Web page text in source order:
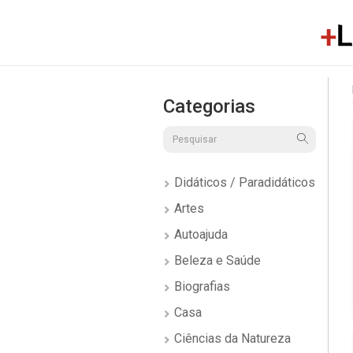
Categorias
Didáticos / Paradidáticos
Artes
Autoajuda
Beleza e Saúde
Biografias
Casa
Ciências da Natureza